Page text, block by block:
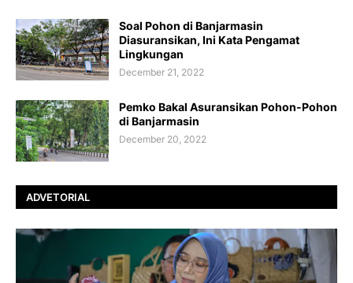
Soal Pohon di Banjarmasin
Diasuransikan, Ini Kata Pengamat
Lingkungan
December 21, 2022
Pemko Bakal Asuransikan Pohon-Pohon
di Banjarmasin
December 20, 2022
ADVETORIAL